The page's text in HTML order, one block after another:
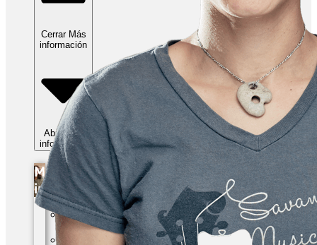
Cerrar Más
información
Abrir Más
información
Más
información
El blog de
Fidealis